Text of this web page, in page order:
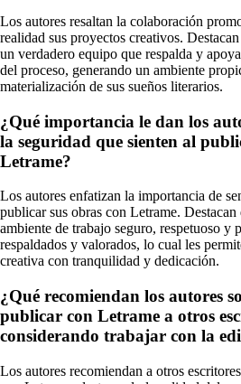
Los autores resaltan la colaboración
realidad sus proyectos creativos.
un verdadero equipo que respalda y
del proceso, generando un ambiente
materialización de sus sueños literarios.
¿Qué importancia le dan los
la seguridad que sienten al
Letrame?
Los autores enfatizan la importancia de
publicar sus obras con Letrame.
ambiente de trabajo seguro, respetuoso y
respaldados y valorados, lo cual les
creativa con tranquilidad y dedicación.
¿Qué recomiendan los autores
publicar con Letrame a otros
considerando trabajar con la
Los autores recomiendan a otros